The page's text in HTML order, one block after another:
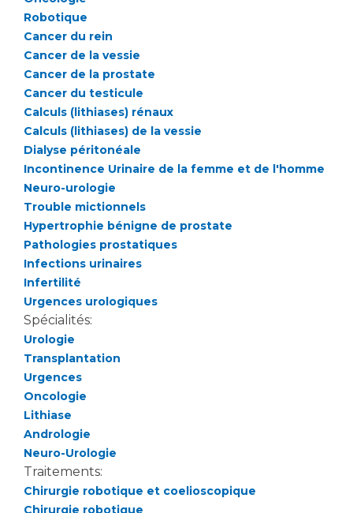
Qualité
Nos indicateurs qualité et de sécurité des soins
Protection des données
Sécurité
Les recherches en santé à l’AP-HM
Lieu de santé sans tabac
Liste des marchés conclus
Documents utiles
Robotique
Cancer du rein
Cancer de la vessie
Cancer de la prostate
Cancer du testicule
Calculs (lithiases) rénaux
Calculs (lithiases) de la vessie
Dialyse péritonéale
Incontinence Urinaire de la femme et de l'homme
Neuro-urologie
Trouble mictionnels
Hypertrophie bénigne de prostate
Pathologies prostatiques
Infections urinaires
Infertilité
Urgences urologiques
Spécialités:
Urologie
Transplantation
Urgences
Oncologie
Lithiase
Andrologie
Neuro-Urologie
Traitements:
Chirurgie robotique et coelioscopique
Chirurgie robotique